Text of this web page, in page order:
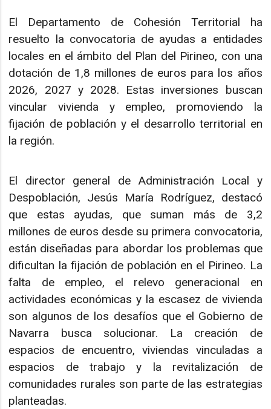
El Departamento de Cohesión Territorial ha
resuelto la convocatoria de ayudas a entidades
locales en el ámbito del Plan del Pirineo, con una
dotación de 1,8 millones de euros para los años
2026, 2027 y 2028. Estas inversiones buscan
vincular vivienda y empleo, promoviendo la
fijación de población y el desarrollo territorial en
la región.
El director general de Administración Local y
Despoblación, Jesús María Rodríguez, destacó
que estas ayudas, que suman más de 3,2
millones de euros desde su primera convocatoria,
están diseñadas para abordar los problemas que
dificultan la fijación de población en el Pirineo. La
falta de empleo, el relevo generacional en
actividades económicas y la escasez de vivienda
son algunos de los desafíos que el Gobierno de
Navarra busca solucionar. La creación de
espacios de encuentro, viviendas vinculadas a
espacios de trabajo y la revitalización de
comunidades rurales son parte de las estrategias
planteadas.